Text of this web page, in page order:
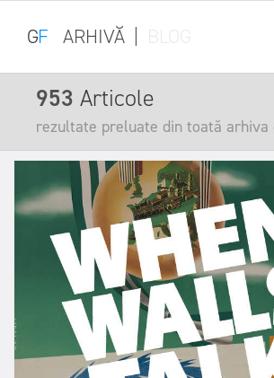
GF ARHIVĂ
953 Articole
rezultate preluate din toată arhiva